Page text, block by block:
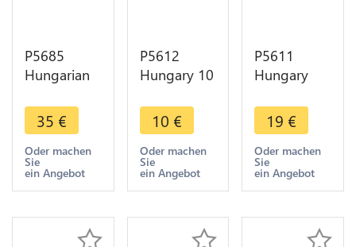
P5685
Hungarian
Phoenix
Ship 1797
Silver Proof
->M Offer
35 €
Oder machen
Sie
ein Angebot
P5612
Hungary 10
Hungarian
People
Republic
1971 UNC -
> M offer
10 €
Oder machen
Sie
ein Angebot
P5611
Hungary
Football
World Cup
1982 UNC -
> M offer
19 €
Oder machen
Sie
ein Angebot